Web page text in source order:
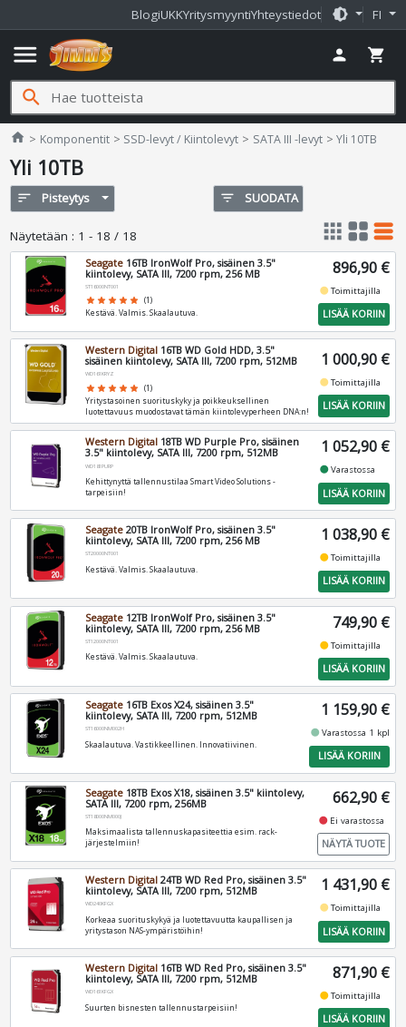
BlogiUKKYritysmyyntiYhteystiedot brightness_medium FI
menu person shopping_cart
search
home Jimms.fi
Komponentit SSD-levyt / Kiintolevyt SATA III -levyt Yli 10TB
Yli 10TB
sort Pisteytys filter_list SUODATA
Näytetään : 1 - 18 / 18 apps grid_view table_rows
Seagate 16TB IronWolf Pro, sisäinen 3.5"
kiintolevy, SATA III, 7200 rpm, 256 MB
ST16000NT001
star star star star star (1)
Kestävä. Valmis. Skaalautuva.
896,90 €
fiber_manual_recordToimittajilla
LISÄÄ KORIIN
Western Digital 16TB WD Gold HDD, 3.5"
sisäinen kiintolevy, SATA III, 7200 rpm, 512MB
WD161KRYZ
star star star star star (1)
Yritystasoinen suorituskyky ja poikkeuksellinen
luotettavuus muodostavat tämän kiintolevyperheen DNA:n!
1 000,90 €
fiber_manual_recordToimittajilla
LISÄÄ KORIIN
Western Digital 18TB WD Purple Pro, sisäinen
3.5" kiintolevy, SATA III, 7200 rpm, 512MB
WD181PURP
Kehittynyttä tallennustilaa Smart Video Solutions -
tarpeisiin!
1 052,90 €
fiber_manual_recordVarastossa
LISÄÄ KORIIN
Seagate 20TB IronWolf Pro, sisäinen 3.5"
kiintolevy, SATA III, 7200 rpm, 256 MB
ST20000NT001
Kestävä. Valmis. Skaalautuva.
1 038,90 €
fiber_manual_recordToimittajilla
LISÄÄ KORIIN
Seagate 12TB IronWolf Pro, sisäinen 3.5"
kiintolevy, SATA III, 7200 rpm, 256 MB
ST12000NT001
Kestävä. Valmis. Skaalautuva.
749,90 €
fiber_manual_recordToimittajilla
LISÄÄ KORIIN
Seagate 16TB Exos X24, sisäinen 3.5"
kiintolevy, SATA III, 7200 rpm, 512MB
ST16000NM002H
Skaalautuva. Vastikkeellinen. Innovatiivinen.
1 159,90 €
fiber_manual_recordVarastossa 1 kpl
LISÄÄ KORIIN
Seagate 18TB Exos X18, sisäinen 3.5" kiintolevy,
SATA III, 7200 rpm, 256MB
ST18000NM000J
Maksimaalista tallennuskapasiteettia esim. rack-
järjestelmiin!
662,90 €
fiber_manual_record Ei varastossa
NÄYTÄ TUOTE
Western Digital 24TB WD Red Pro, sisäinen 3.5"
kiintolevy, SATA III, 7200 rpm, 512MB
WD240KFGX
Korkeaa suorituskykyä ja luotettavuutta kaupallisen ja
yritystason NAS-ympäristöihin!
1 431,90 €
fiber_manual_recordToimittajilla
LISÄÄ KORIIN
Western Digital 16TB WD Red Pro, sisäinen 3.5"
kiintolevy, SATA III, 7200 rpm, 512MB
WD161KFGX
Suurten bisnesten tallennustarpeisiin!
871,90 €
fiber_manual_recordToimittajilla
LISÄÄ KORIIN